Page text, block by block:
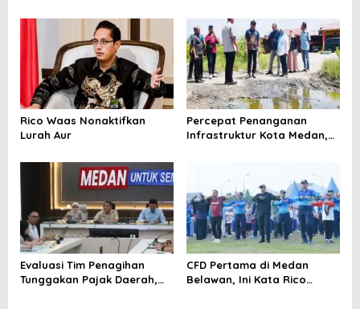
Dievaluasi
Rico Waas Nonaktifkan
Lurah Aur
Percepat Penanganan
Infrastruktur Kota Medan,
Evaluasi Tim Penagihan
Tunggakan Pajak Daerah,
CFD Pertama di Medan
Belawan, Ini Kata Rico